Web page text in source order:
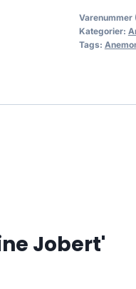
Varenummer
Kategorier:
Tags:
Jobert'